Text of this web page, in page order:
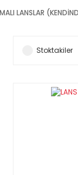
LANSLAR
Stoktakiler